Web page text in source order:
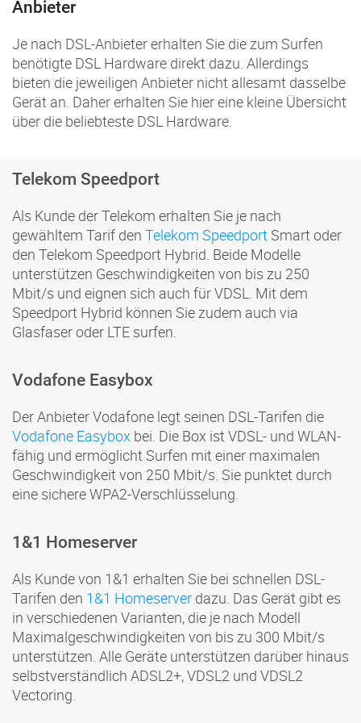
Anbieter
Je nach DSL-Anbieter erhalten Sie die zum Surfen
benötigte DSL Hardware direkt dazu. Allerdings
bieten die jeweiligen Anbieter nicht allesamt dasselbe
Gerät an. Daher erhalten Sie hier eine kleine Übersicht
über die beliebteste DSL Hardware.
Telekom Speedport
Als Kunde der Telekom erhalten Sie je nach
gewähltem Tarif den Telekom Speedport Smart oder
den Telekom Speedport Hybrid. Beide Modelle
unterstützen Geschwindigkeiten von bis zu 250
Mbit/s und eignen sich auch für VDSL. Mit dem
Speedport Hybrid können Sie zudem auch via
Glasfaser oder LTE surfen.
Vodafone Easybox
Der Anbieter Vodafone legt seinen DSL-Tarifen die
Vodafone Easybox bei. Die Box ist VDSL- und WLAN-
fähig und ermöglicht Surfen mit einer maximalen
Geschwindigkeit von 250 Mbit/s. Sie punktet durch
eine sichere WPA2-Verschlüsselung.
1&1 Homeserver
Als Kunde von 1&1 erhalten Sie bei schnellen DSL-
Tarifen den 1&1 Homeserver dazu. Das Gerät gibt es
in verschiedenen Varianten, die je nach Modell
Maximalgeschwindigkeiten von bis zu 300 Mbit/s
unterstützen. Alle Geräte unterstützen darüber hinaus
selbstverständlich ADSL2+, VDSL2 und VDSL2
Vectoring.